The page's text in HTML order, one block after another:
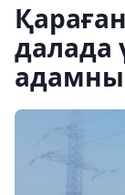
далада